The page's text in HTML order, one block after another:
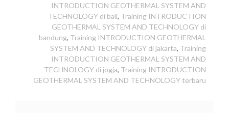
INTRODUCTION GEOTHERMAL SYSTEM AND
TECHNOLOGY di bali, Training INTRODUCTION
GEOTHERMAL SYSTEM AND TECHNOLOGY di
bandung, Training INTRODUCTION GEOTHERMAL
SYSTEM AND TECHNOLOGY di jakarta, Training
INTRODUCTION GEOTHERMAL SYSTEM AND
TECHNOLOGY di jogja, Training INTRODUCTION
GEOTHERMAL SYSTEM AND TECHNOLOGY terbaru